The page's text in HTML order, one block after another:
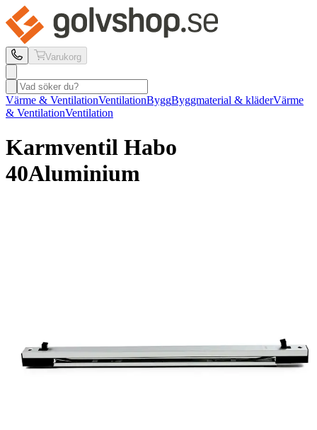
Varukorg
Värme & VentilationVentilationByggByggmaterial & kläderVärme
& VentilationVentilation
Karmventil Habo
40Aluminium